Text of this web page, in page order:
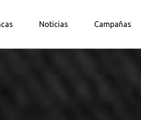
NORTE
Noticias Campañas